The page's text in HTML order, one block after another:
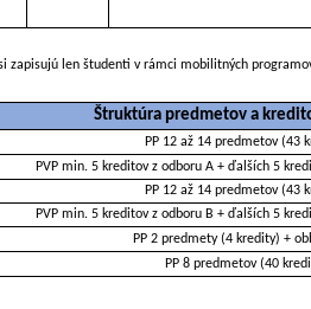
zapisujú len študenti v rámci mobilitných
Štruktúra predmetov a
PP 12 až 14 predmetov (43
PVP min. 5 kreditov z odboru A + ďalších 5
PP 12 až 14 predmetov (43
PVP min. 5 kreditov z odboru B + ďalších 5
PP 2 predmety (4 kredity) +
PP 8 predmetov (40